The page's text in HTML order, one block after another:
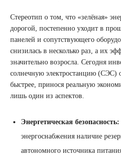
Стереотип о том, что «зелёная»
дорогой, постепенно уходит в
панелей и сопутствующего
снизилась в несколько раз, а их
значительно возросла. Сегодня
солнечную электростанцию (СЭС)
быстрее, принося реальную
лишь один из аспектов.
Энергетическая безопасность:
энергоснабжения наличие
автономного источника